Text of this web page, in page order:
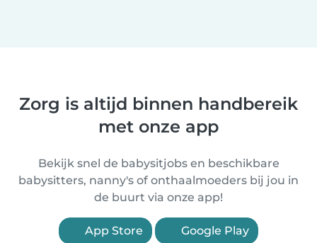
Zorg is altijd binnen handbereik
met onze app
Bekijk snel de babysitjobs en beschikbare
babysitters, nanny's of onthaalmoeders bij jou in
de buurt via onze app!
App Store Google Play